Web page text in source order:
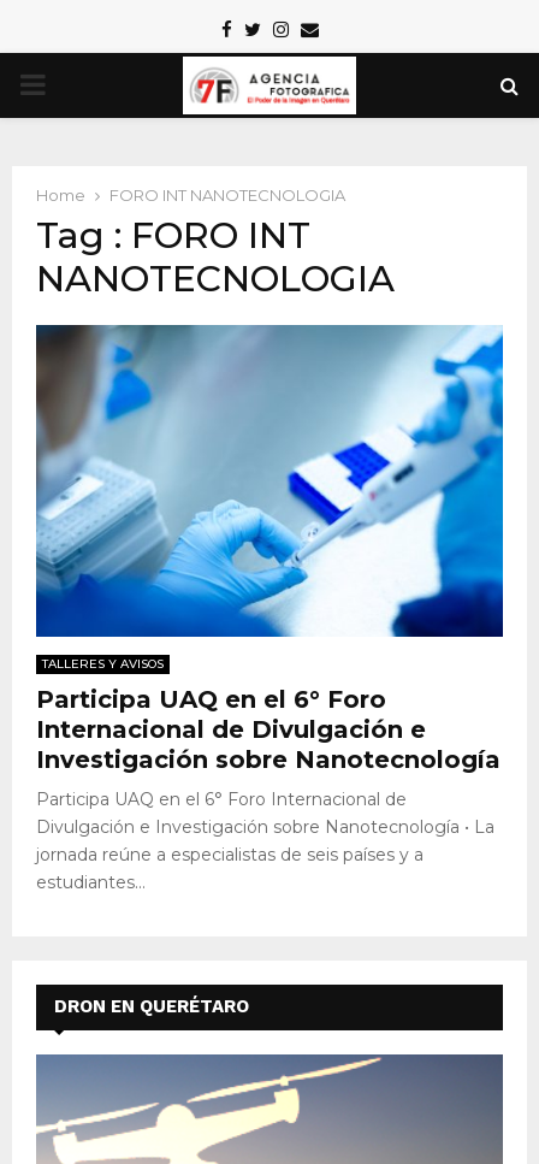
Facebook
TwitterInstagram
Email
PRIMARY
Home FORO INT NANOTECNOLOGIA
Tag : FORO INT
NANOTECNOLOGIA
TALLERES Y AVISOS
Participa UAQ en el 6° Foro
Internacional de Divulgación e
Investigación sobre Nanotecnología
Participa UAQ en el 6° Foro Internacional de
Divulgación e Investigación sobre Nanotecnología • La
jornada reúne a especialistas de seis países y a
estudiantes...
DRON EN QUERÉTARO